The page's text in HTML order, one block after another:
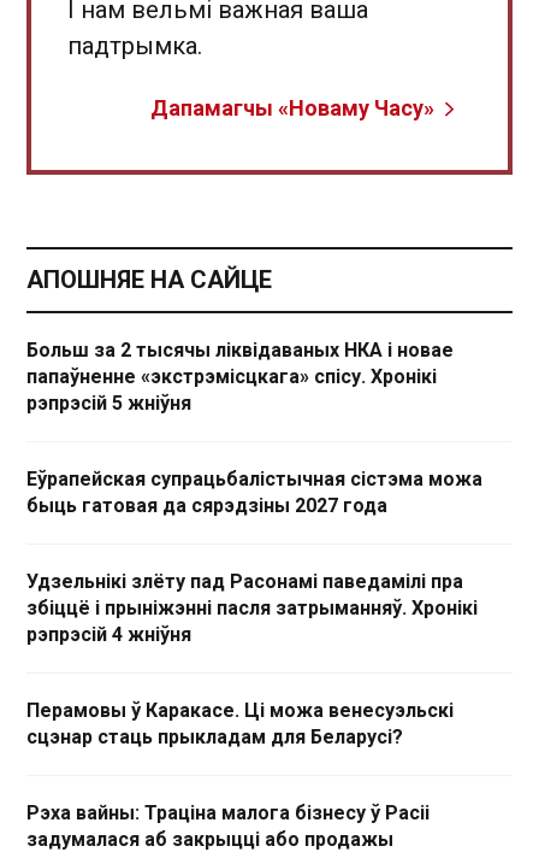
І нам вельмі важная ваша
падтрымка.
Дапамагчы «Новаму Часу»
АПОШНЯЕ НА САЙЦЕ
Больш за 2 тысячы ліквідаваных НКА і новае
папаўненне «экстрэмісцкага» спісу. Хронікі
рэпрэсій 5 жніўня
Еўрапейская супрацьбалістычная сістэма можа
быць гатовая да сярэдзіны 2027 года
Удзельнікі злёту пад Расонамі паведамілі пра
збіццё і прыніжэнні пасля затрыманняў. Хронікі
рэпрэсій 4 жніўня
Перамовы ў Каракасе. Ці можа венесуэльскі
сцэнар стаць прыкладам для Беларусі?
Рэха вайны: Траціна малога бізнесу ў Расіі
задумалася аб закрыцці або продажы